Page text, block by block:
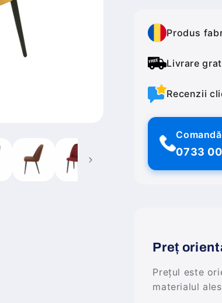
Produs
Livrare
Recenzii
0733
Preț
Prețul este
materialul